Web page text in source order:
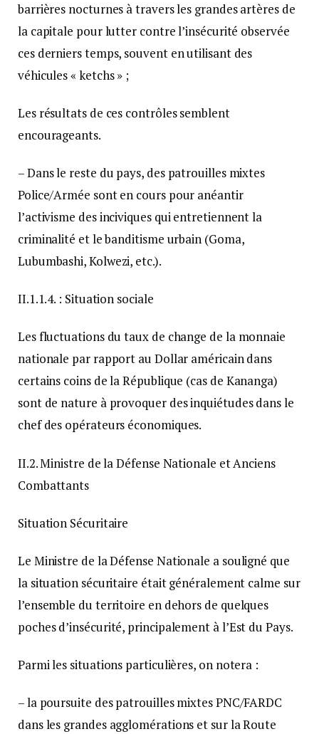
barrières nocturnes à travers les grandes artères de
la capitale pour lutter contre l’insécurité observée
ces derniers temps, souvent en utilisant des
véhicules « ketchs » ;
Les résultats de ces contrôles semblent
encourageants.
– Dans le reste du pays, des patrouilles mixtes
Police/Armée sont en cours pour anéantir
l’activisme des inciviques qui entretiennent la
criminalité et le banditisme urbain (Goma,
Lubumbashi, Kolwezi, etc.).
II.1.1.4. : Situation sociale
Les fluctuations du taux de change de la monnaie
nationale par rapport au Dollar américain dans
certains coins de la République (cas de Kananga)
sont de nature à provoquer des inquiétudes dans le
chef des opérateurs économiques.
II.2. Ministre de la Défense Nationale et Anciens
Combattants
Situation Sécuritaire
Le Ministre de la Défense Nationale a souligné que
la situation sécuritaire était généralement calme sur
l’ensemble du territoire en dehors de quelques
poches d’insécurité, principalement à l’Est du Pays.
Parmi les situations particulières, on notera :
– la poursuite des patrouilles mixtes PNC/FARDC
dans les grandes agglomérations et sur la Route